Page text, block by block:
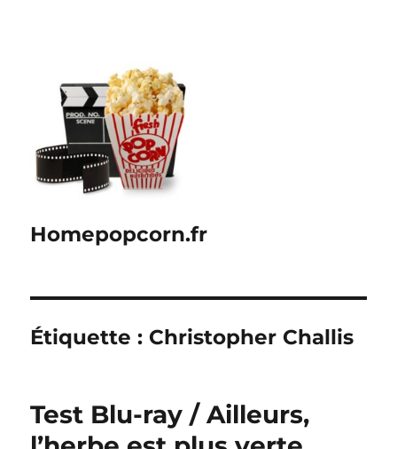
Homepopcorn.fr
Étiquette : Christopher Challis
Test Blu-ray / Ailleurs,